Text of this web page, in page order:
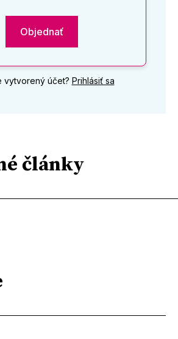
Objednať
vytvorený účet? Prihlásiť sa
články